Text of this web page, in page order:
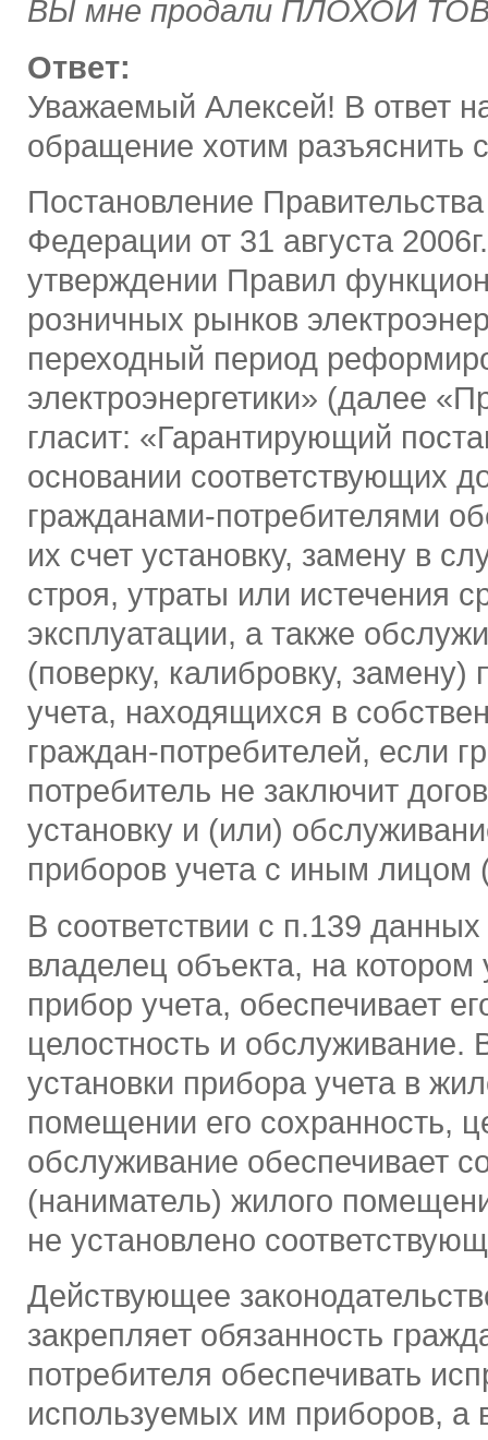
ВЫ мне продали ПЛОХОЙ
Ответ:
Уважаемый Алексей! В ответ
обращение хотим разъяснить
Постановление
Федерации от 31 августа
утверждении Правил
розничных рынков
переходный период
электроэнергетики» (далее
гласит: «Гарантирующий
основании соответствующих
гражданами-потребителями
их счет установку, замену в
строя, утраты или истечения
эксплуатации, а также
(поверку, калибровку, замену)
учета, находящихся в
граждан-потребителей, если
потребитель не заключит
установку и (или)
приборов учета с иным лицом
В соответствии с п.139
владелец объекта, на котором
прибор учета, обеспечивает
целостность и обслуживание.
установки прибора учета в
помещении его сохранность,
обслуживание обеспечивает
(наниматель) жилого
не установлено
Действующее
закрепляет обязанность
потребителя обеспечивать
используемых им приборов, а